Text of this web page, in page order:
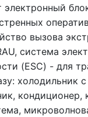
электронный
вызова
система
(ESC) - для
холодильник
кондиционер,